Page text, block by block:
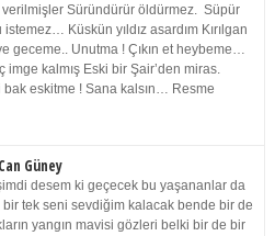
verilmişler Süründürür öldürmez. Süpür
Küskün yıldız asardım Kırılgan
geceme.. Unutma ! Çıkın et heybeme…
imge kalmış Eski bir Şair’den miras.
bak eskitme ! Sana kalsın… Resme
Güney
desem ki geçecek bu yaşananlar da
tek seni sevdiğim kalacak bende bir de
yangın mavisi gözleri belki bir de bir